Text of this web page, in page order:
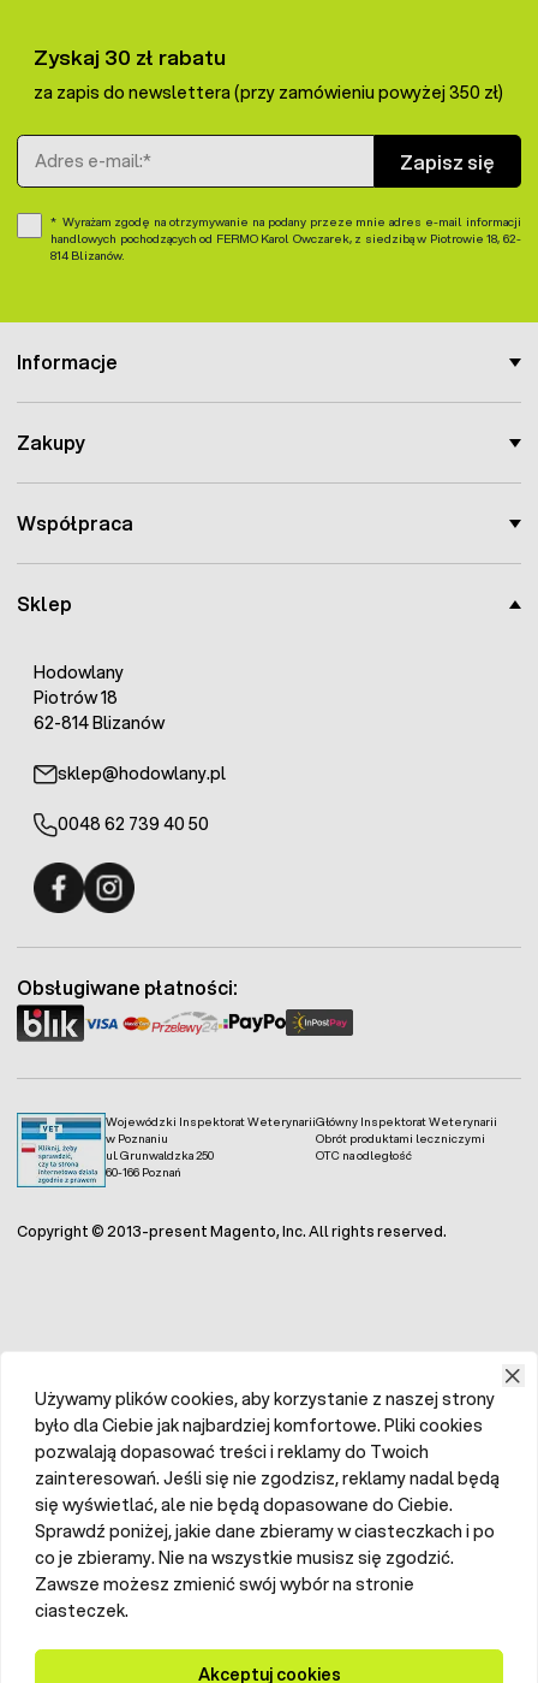
Sklep
Hodowlany
Piotrów 18
62-814 Blizanów
sklep@hodowlany.pl
0048 62 739 40 50
Informacje
Zakupy
Współpraca
Zyskaj 30 zł rabatu
za zapis do newslettera (przy zamówieniu powyżej 350 zł)
Adres e-mail
Zapisz się
Wyrażam zgodę na otrzymywanie na podany przeze mnie adres e-mail informacji
handlowych pochodzących od FERMO Karol Owczarek, z siedzibą w Piotrowie 18, 62-
814 Blizanów.
Wojewódzki Inspektorat Weterynarii
w Poznaniu
ul. Grunwaldzka 250
60-166 Poznań
Główny Inspektorat Weterynarii
Obrót produktami leczniczymi
OTC na odległość
Obsługiwane płatności:
Copyright © 2013-present Magento, Inc. All rights reserved.
Używamy plików cookies, aby korzystanie z naszej strony
było dla Ciebie jak najbardziej komfortowe. Pliki cookies
pozwalają dopasować treści i reklamy do Twoich
zainteresowań. Jeśli się nie zgodzisz, reklamy nadal będą
się wyświetlać, ale nie będą dopasowane do Ciebie.
Sprawdź poniżej, jakie dane zbieramy w ciasteczkach i po
co je zbieramy. Nie na wszystkie musisz się zgodzić.
Zawsze możesz zmienić swój wybór na stronie
ciasteczek.
Akceptuj cookies